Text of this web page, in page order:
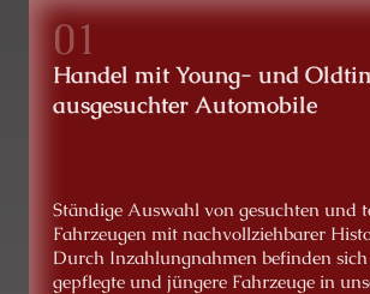
Handel mit Young- und
ausgesuchter Automobile
Ständige Auswahl von gesuchten und
Fahrzeugen mit nachvollziehbarer
Durch Inzahlungnahmen befinden
gepflegte und jüngere Fahrzeuge in